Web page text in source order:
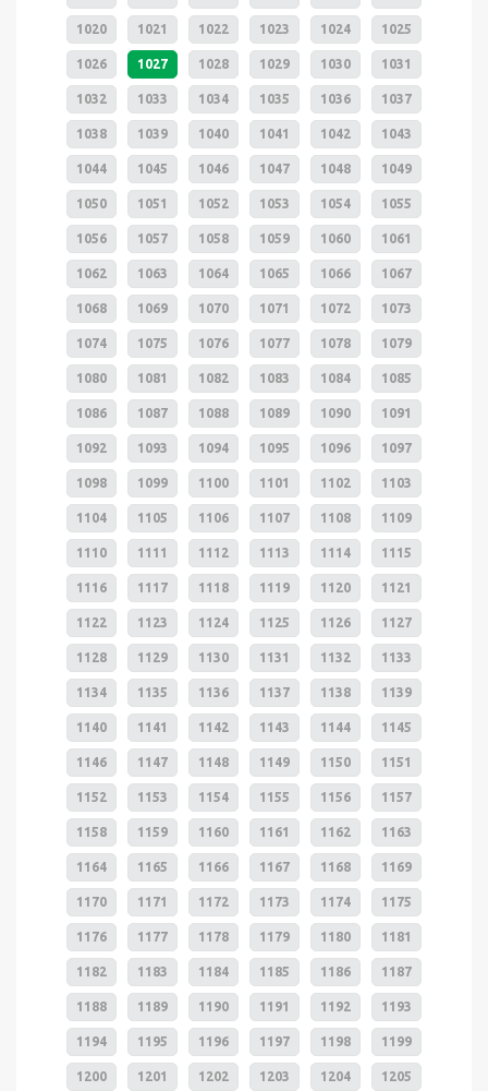
1020 1021 1022 1023 1024 1025
1026 1027 1028 1029 1030 1031
1032 1033 1034 1035 1036 1037
1038 1039 1040 1041 1042 1043
1044 1045 1046 1047 1048 1049
1050 1051 1052 1053 1054 1055
1056 1057 1058 1059 1060 1061
1062 1063 1064 1065 1066 1067
1068 1069 1070 1071 1072 1073
1074 1075 1076 1077 1078 1079
1080 1081 1082 1083 1084 1085
1086 1087 1088 1089 1090 1091
1092 1093 1094 1095 1096 1097
1098 1099 1100 1101 1102 1103
1104 1105 1106 1107 1108 1109
1110 1111 1112 1113 1114 1115
1116 1117 1118 1119 1120 1121
1122 1123 1124 1125 1126 1127
1128 1129 1130 1131 1132 1133
1134 1135 1136 1137 1138 1139
1140 1141 1142 1143 1144 1145
1146 1147 1148 1149 1150 1151
1152 1153 1154 1155 1156 1157
1158 1159 1160 1161 1162 1163
1164 1165 1166 1167 1168 1169
1170 1171 1172 1173 1174 1175
1176 1177 1178 1179 1180 1181
1182 1183 1184 1185 1186 1187
1188 1189 1190 1191 1192 1193
1194 1195 1196 1197 1198 1199
1200 1201 1202 1203 1204 1205